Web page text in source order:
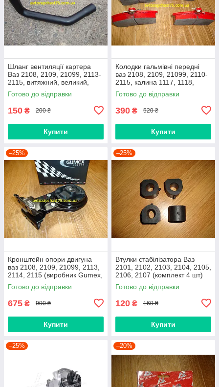
Шланг вентиляції картера
Ваз 2108, 2109, 21099, 2113-
2115, витяжний, великий,
нижній
Готово до відправки
150 ₴ 200 ₴
Купити
Колодки гальмівні передні
ваз 2108, 2109, 21099, 2110-
2115, калина 1117, 1118,
1119, приора 2170 (Raf,
Латвія)
Готово до відправки
390 ₴ 520 ₴
Купити
–25%
Кронштейн опори двигуна
ваз 2108, 2109, 21099, 2113,
2114, 2115 (виробник Gumex,
Польща)
Готово до відправки
675 ₴ 900 ₴
Купити
–25%
Втулки стабілізатора Ваз
2101, 2102, 2103, 2104, 2105,
2106, 2107 (комплект 4 шт)
виробник Gumex, Польща
Готово до відправки
120 ₴ 160 ₴
Купити
–25% –20%